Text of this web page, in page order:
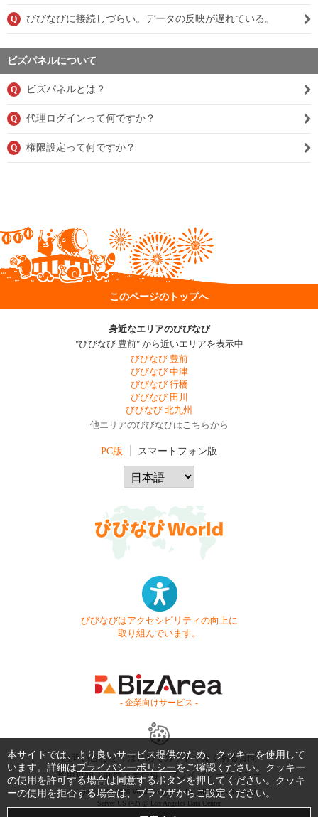
Q びびなびに接続しづらい。データの反映が遅れている。
ビズパネルについて
Q ビズパネルとは？
Q 代理ログインって何ですか？
Q 権限設定って何ですか？
このページのトップへ
身近なエリアのびびなび
"びびなび 豊前" から近いエリアを表示中
びびなび 豊前
びびなび 中津
びびなび 行橋
びびなび 田川
びびなび 北九州
他エリアのびびなびはこちらから
PC版 スマートフォン版
びびなびはアクセシビリティの向上に
取り組んでいます。
- 企業向けサービス -
お問い合わせ はじめてガイド
よくある質問
利用規約
商標・著作権 プライバシーポリシー
Copyright © 1999-2026 Vivid Navigation, Inc. All Rights Reserved.
Server US (42) @ Los Angeles Data Center
本サイトでは、より良いサービス提供のため、クッキーを使用して
います。詳細はプライバシーポリシーをご確認ください。クッキー
の使用を許可する場合は同意するボタンを押してください。クッキ
ーの使用を拒否する場合は、ブラウザからご設定ください。